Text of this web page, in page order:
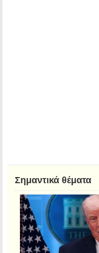
Σημαντικά θέματα